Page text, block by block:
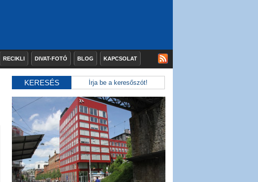
RECIKLI DIVAT-FOTÓ BLOG KAPCSOLAT
KERESÉS